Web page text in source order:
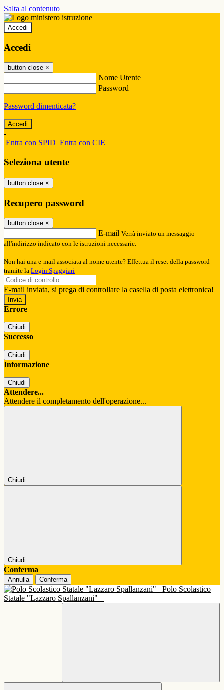
Salta al contenuto
Accedi
Accedi
button close ×
Nome Utente
Password
Password dimenticata?
-
Entra con SPID Entra con CIE
Seleziona utente
button close ×
Recupero password
button close ×
E-mail Verrà inviato un messaggio
all'indirizzo indicato con le istruzioni necessarie.
Non hai una e-mail associata al nome utente? Effettua il reset della password
tramite la Login Spaggiari
E-mail inviata, si prega di controllare la casella di posta elettronica!
Errore
Chiudi
Successo
Chiudi
Informazione
Chiudi
Attendere...
Attendere il completamento dell'operazione...
Chiudi
Chiudi
Conferma
Annulla Conferma
Polo Scolastico
Statale "Lazzaro Spallanzani"